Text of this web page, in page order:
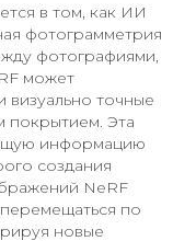
в том, как ИИ
фотограмметрия
фотографиями,
может
визуально точные
покрытием. Эта
информацию
создания
NeRF
по
новые